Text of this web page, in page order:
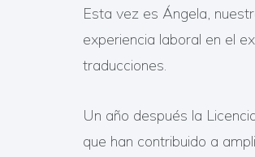
Esta vez es Ángela,
experiencia laboral en el
traducciones.
Un año después la
que han contribuido a